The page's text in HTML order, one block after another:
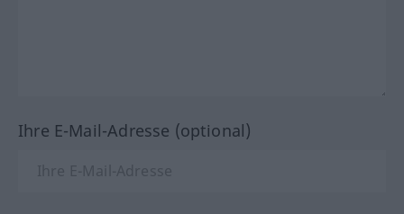
Ihre E-Mail-Adresse (optional)